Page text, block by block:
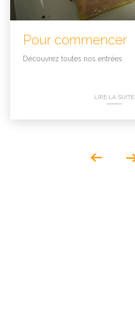
Pour commencer
Découvrez toutes nos entrées
LIRE LA SUITE